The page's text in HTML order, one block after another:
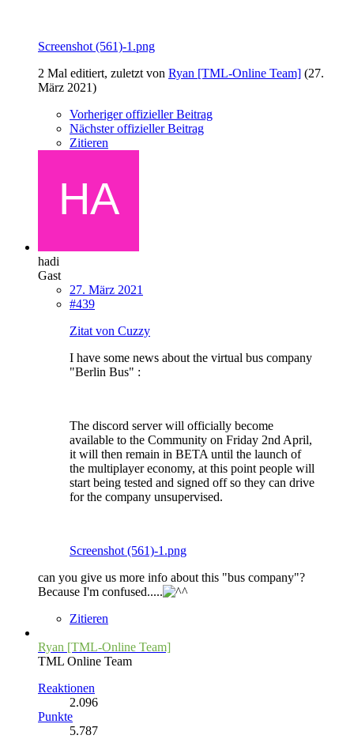
Screenshot (561)-1.png
2 Mal editiert, zuletzt von Ryan [TML-Online Team] (27.
März 2021)
Vorheriger offizieller Beitrag
Nächster offizieller Beitrag
Zitieren
hadi
Gast
27. März 2021
#439
Zitat von Cuzzy
I have some news about the virtual bus company
"Berlin Bus" :
The discord server will officially become
available to the Community on Friday 2nd April,
it will then remain in BETA until the launch of
the multiplayer economy, at this point people will
start being tested and signed off so they can drive
for the company unsupervised.
Screenshot (561)-1.png
can you give us more info about this "bus company"?
Because I'm confused.....
Zitieren
Ryan [TML-Online Team]
TML Online Team
Reaktionen
2.096
Punkte
5.787